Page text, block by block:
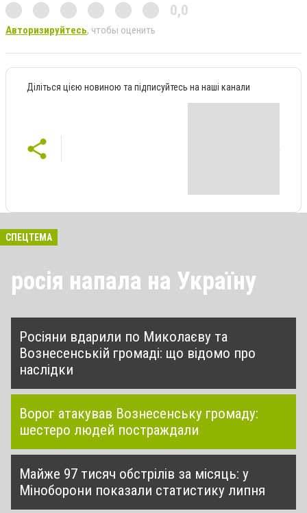
0,0
Авторизируйтесь, чтобы оценить
Діліться цією новиною та підписуйтесь на наші канали
СПЕЦТЕМА
росія напала на Україну
Росіяни вдарили по Миколаєву та
Вознесенській громаді: що відомо про
наслідки
Ворог атакував Вознесенську громаду:
шестеро людей постраждали
Майже 97 тисяч обстрілів за місяць: у
Міноборони показали статистику липня